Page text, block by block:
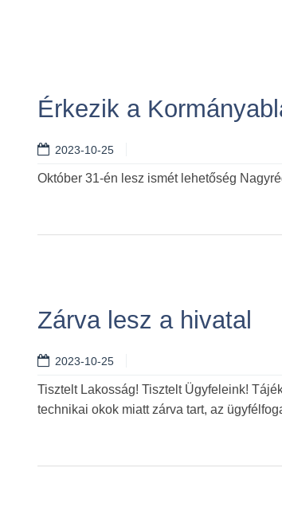
Érkezik a
2023-10-25
Október 31-én lesz ismét lehetőség
Zárva lesz a hivatal
2023-10-25
Tisztelt Lakosság! Tisztelt Ügyfeleink!
technikai okok miatt zárva tart, az